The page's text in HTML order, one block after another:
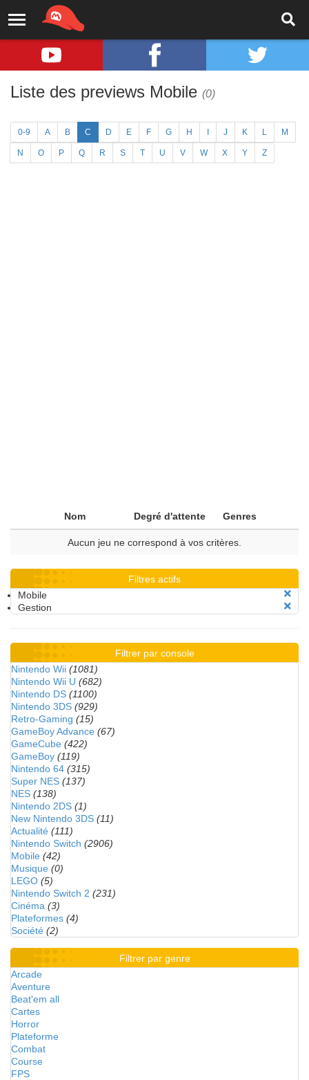
Liste des previews Mobile (0)
0-9 A B C D E F G H J K L M
N O P Q R S T U V W X Y Z
Nom Degré d'attente Genres
Aucun jeu ne correspond à vos critères.
Filtres actifs
Mobile
Gestion
Filtrer par console
Nintendo Wii (1081)
Nintendo Wii U (682)
Nintendo DS (1100)
Nintendo 3DS (929)
Retro-Gaming (15)
GameBoy Advance (67)
GameCube (422)
GameBoy (119)
Nintendo 64 (315)
Super NES (137)
NES (138)
Nintendo 2DS (1)
New Nintendo 3DS (11)
Actualité (111)
Nintendo Switch (2906)
Mobile (42)
Musique (0)
LEGO (5)
Nintendo Switch 2 (231)
Cinéma (3)
Plateformes (4)
Société (2)
Filtrer par genre
Arcade
Aventure
Beat'em all
Cartes
Horror
Plateforme
Combat
Course
FPS